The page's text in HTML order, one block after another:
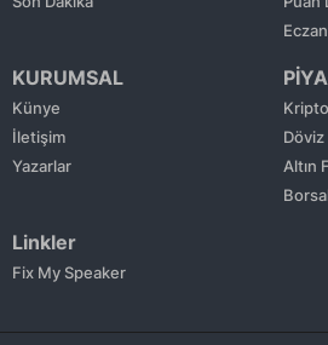
KURUMSAL
Künye
İletişim
Yazarlar
Döviz
Altın
Linkler
Fix My Speaker